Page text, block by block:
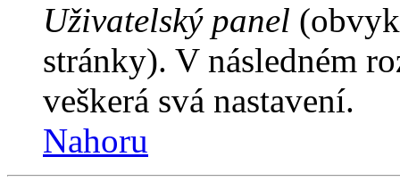
Uživatelský panel
stránky). V následném
veškerá svá nastavení.
Nahoru